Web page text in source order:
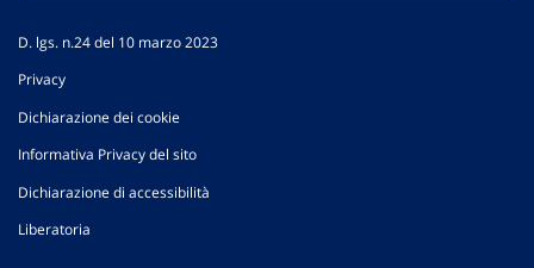
D. lgs. n.24 del 10 marzo 2023
Privacy
Dichiarazione dei cookie
Informativa Privacy del sito
Dichiarazione di accessibilità
Liberatoria